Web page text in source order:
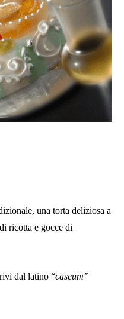
una torta deliziosa a
ricotta e gocce di
dal latino “caseum”